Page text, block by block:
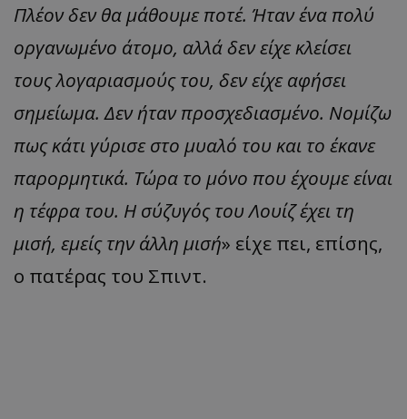
Πλέον δεν θα μάθουμε ποτέ. Ήταν ένα πολύ
οργανωμένο άτομο, αλλά δεν είχε κλείσει
τους λογαριασμούς του, δεν είχε αφήσει
σημείωμα. Δεν ήταν προσχεδιασμένο. Νομίζω
πως κάτι γύρισε στο μυαλό του και το έκανε
παρορμητικά. Τώρα το μόνο που έχουμε είναι
η τέφρα του. Η σύζυγός του Λουίζ έχει τη
μισή, εμείς την άλλη μισή» είχε πει, επίσης,
ο πατέρας του Σπιντ.